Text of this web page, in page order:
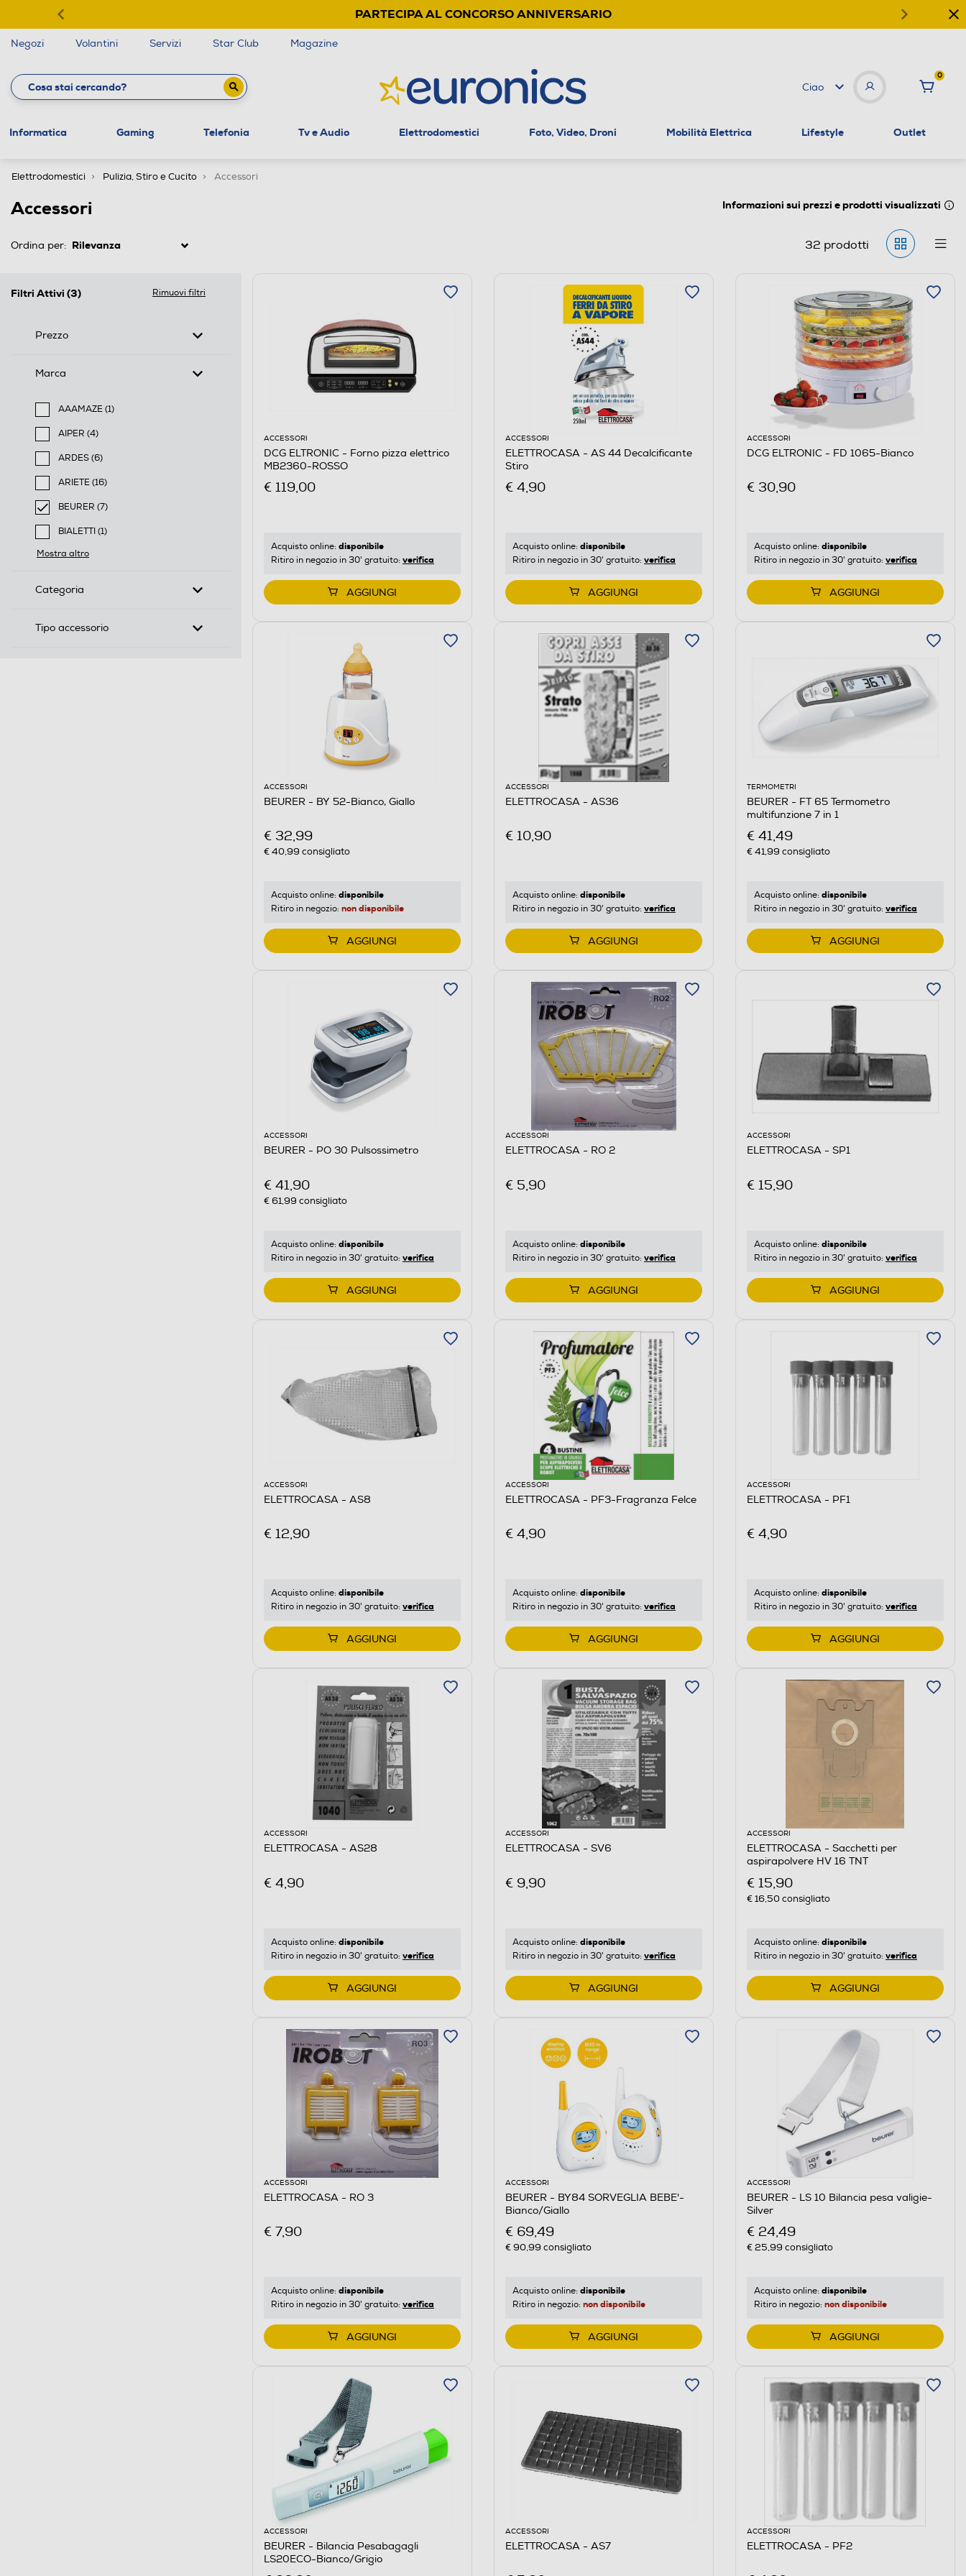
PARTECIPA AL CONCORSO ANNIVERSARIO
Negozi Volantini Servizi Star Club Magazine
Ciao
0
Informatica Gaming Telefonia Tv e Audio Elettrodomestici Foto, Video, Droni Mobilità Elettrica Lifestyle Outlet
Elettrodomestici Pulizia, Stiro e Cucito Accessori
Accessori Informazioni sui prezzi e prodotti visualizzati
Ordina per: 32 prodotti
Filtri Attivi (3) Rimuovi filtri
Prezzo
Marca
AAAMAZE (1)
Filtra per Marca: AAAMAZE
AIPER (4)
Filtra per Marca: AIPER
ARDES (6)
Filtra per Marca: ARDES
ARIETE (16)
Filtra per Marca: ARIETE
BEURER (7)
selected Filtro applicato per Marca: BEURER
BIALETTI (1)
Filtra per Marca: BIALETTI
Mostra altro
Categoria
Tipo accessorio
ACCESSORI
DCG ELTRONIC - Forno pizza elettrico
MB2360-ROSSO
€ 119,00
Acquisto online: disponibile
Ritiro in negozio in 30' gratuito: verifica
AGGIUNGI
ACCESSORI
ELETTROCASA - AS 44 Decalcificante
Stiro
€ 4,90
Acquisto online: disponibile
Ritiro in negozio in 30' gratuito: verifica
AGGIUNGI
ACCESSORI
DCG ELTRONIC - FD 1065-Bianco
€ 30,90
Acquisto online: disponibile
Ritiro in negozio in 30' gratuito: verifica
AGGIUNGI
ACCESSORI
BEURER - BY 52-Bianco, Giallo
€ 32,99
€ 40,99 consigliato
Acquisto online: disponibile
Ritiro in negozio: non disponibile
AGGIUNGI
ACCESSORI
ELETTROCASA - AS36
€ 10,90
Acquisto online: disponibile
Ritiro in negozio in 30' gratuito: verifica
AGGIUNGI
TERMOMETRI
BEURER - FT 65 Termometro
multifunzione 7 in 1
€ 41,49
€ 41,99 consigliato
Acquisto online: disponibile
Ritiro in negozio in 30' gratuito: verifica
AGGIUNGI
ACCESSORI
BEURER - PO 30 Pulsossimetro
€ 41,90
€ 61,99 consigliato
Acquisto online: disponibile
Ritiro in negozio in 30' gratuito: verifica
AGGIUNGI
ACCESSORI
ELETTROCASA - RO 2
€ 5,90
Acquisto online: disponibile
Ritiro in negozio in 30' gratuito: verifica
AGGIUNGI
ACCESSORI
ELETTROCASA - SP1
€ 15,90
Acquisto online: disponibile
Ritiro in negozio in 30' gratuito: verifica
AGGIUNGI
ACCESSORI
ELETTROCASA - AS8
€ 12,90
Acquisto online: disponibile
Ritiro in negozio in 30' gratuito: verifica
AGGIUNGI
ACCESSORI
ELETTROCASA - PF3-Fragranza Felce
€ 4,90
Acquisto online: disponibile
Ritiro in negozio in 30' gratuito: verifica
AGGIUNGI
ACCESSORI
ELETTROCASA - PF1
€ 4,90
Acquisto online: disponibile
Ritiro in negozio in 30' gratuito: verifica
AGGIUNGI
ACCESSORI
ELETTROCASA - AS28
€ 4,90
Acquisto online: disponibile
Ritiro in negozio in 30' gratuito: verifica
AGGIUNGI
ACCESSORI
ELETTROCASA - SV6
€ 9,90
Acquisto online: disponibile
Ritiro in negozio in 30' gratuito: verifica
AGGIUNGI
ACCESSORI
ELETTROCASA - Sacchetti per
aspirapolvere HV 16 TNT
€ 15,90
€ 16,50consigliato
Acquisto online: disponibile
Ritiro in negozio in 30' gratuito: verifica
AGGIUNGI
ACCESSORI
ELETTROCASA - RO 3
€ 7,90
Acquisto online: disponibile
Ritiro in negozio in 30' gratuito: verifica
AGGIUNGI
ACCESSORI
BEURER - BY84 SORVEGLIA BEBE'-
Bianco/Giallo
€ 69,49
€ 90,99 consigliato
Acquisto online: disponibile
Ritiro in negozio: non disponibile
AGGIUNGI
ACCESSORI
BEURER - LS 10 Bilancia pesa valigie-
Silver
€ 24,49
€ 25,99 consigliato
Acquisto online: disponibile
Ritiro in negozio: non disponibile
AGGIUNGI
ACCESSORI
BEURER - Bilancia Pesabagagli
LS20ECO-Bianco/Grigio
ACCESSORI
ELETTROCASA - AS7
ACCESSORI
ELETTROCASA - PF2